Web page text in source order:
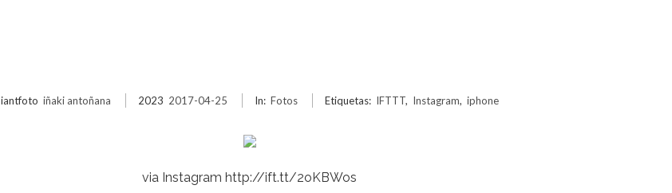
iantfoto iñaki antoñana 2023 2017-04-25 In: Fotos Etiquetas: IFTTT, Instagram, iphone
via Instagram http://ift.tt/2oKBWos